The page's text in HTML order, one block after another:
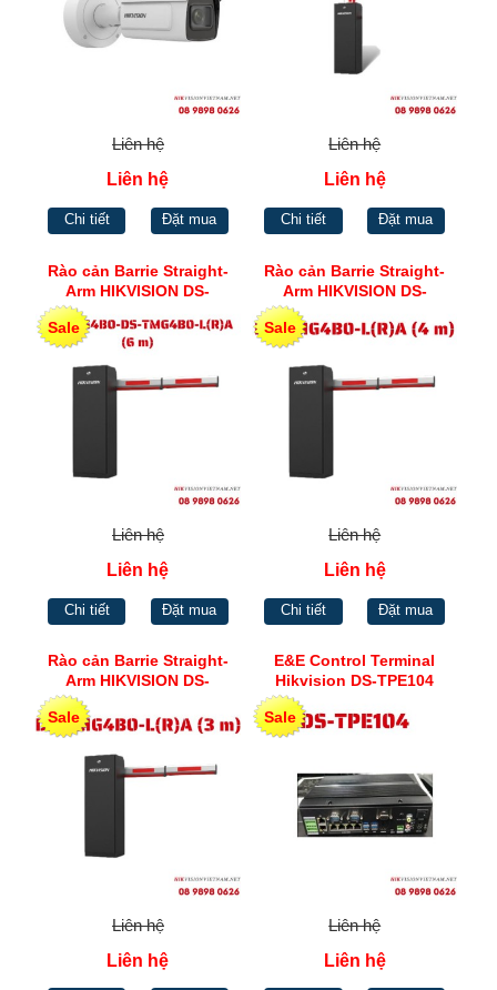
Liên hệ
Liên hệ
Chi tiết Đặt mua
Liên hệ
Liên hệ
Chi tiết Đặt mua
Rào cản Barrie Straight-
Arm HIKVISION DS-
TMG4B0-L(R)A (6 m)
Sale
Liên hệ
Liên hệ
Chi tiết Đặt mua
Rào cản Barrie Straight-
Arm HIKVISION DS-
TMG4B0-L(R)A (4 m)
Sale
Liên hệ
Liên hệ
Chi tiết Đặt mua
Rào cản Barrie Straight-
Arm HIKVISION DS-
TMG4B0-LA(3m)
Sale
Liên hệ
Liên hệ
E&E Control Terminal
Hikvision DS-TPE104
Sale
Liên hệ
Liên hệ